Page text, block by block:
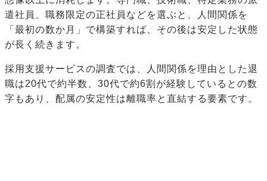
遣社員、職務限定の正社員などを選ぶと、人間関係を
「最初の数か月」で構築すれば、その後は安定した状態
が長く続きます。
採用支援サービスの調査では、人間関係を理由とした退
職は20代で約半数、30代で約6割が経験しているとの数
字もあり、配属の安定性は離職率と直結する要素です。